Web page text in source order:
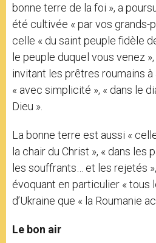
bonne terre de la foi », a
été cultivée « par vos grands-
celle « du saint peuple fidèle
le peuple duquel vous venez
invitant les prêtres roumains à
« avec simplicité », « dans le
Dieu ».
La bonne terre est aussi «
la chair du Christ », « dans les
les souffrants… et les rejetés
évoquant en particulier « tous
d’Ukraine que « la Roumanie
Le bon air